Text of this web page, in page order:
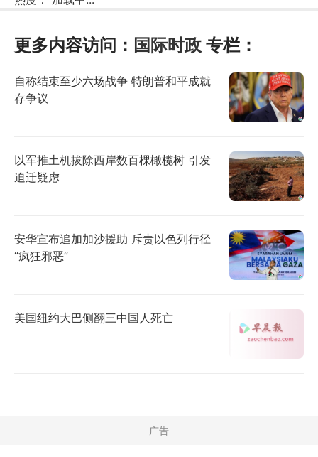
更多内容访问： 国际时政 专栏：
自称结束至少六场战争 特朗普和平成就
存争议
以军推土机拔除西岸数百棵橄榄树 引发
迫迁疑虑
安华宣布追加加沙援助 斥责以色列行径
“疯狂邪恶”
美国纽约大巴侧翻三中国人死亡